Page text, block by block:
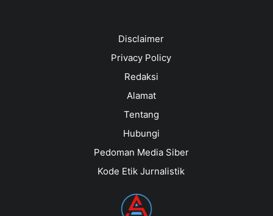
Disclaimer
Privacy Policy
Redaksi
Alamat
Tentang
Hubungi
Pedoman Media Siber
Kode Etik Jurnalistik